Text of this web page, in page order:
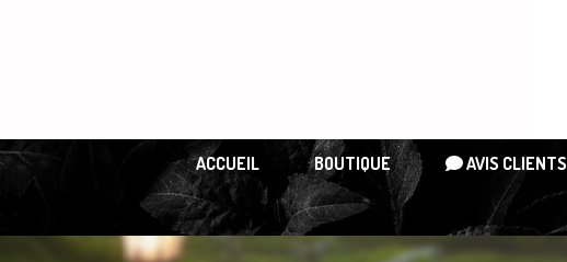
ACCUEIL BOUTIQUE AVIS CLIENTS